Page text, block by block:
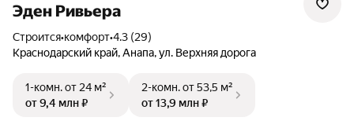
Эден Ривьера
Строится•комфорт•4.3 (29)
Краснодарский край, Анапа, ул. Верхняя дорога
1-комн.от 24 м²
от 9,4 млн ₽
2-комн.от 53,5 м²
от 13,9 млн ₽